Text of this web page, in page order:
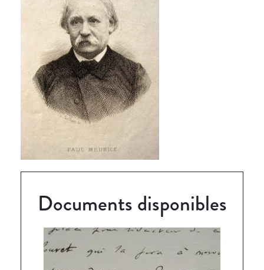
Documents disponibles